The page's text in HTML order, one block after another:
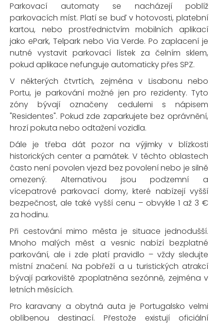
Parkovací automaty se nacházejí poblíž
parkovacích míst. Platí se buď v hotovosti, platební
kartou, nebo prostřednictvím mobilních aplikací
jako ePark, Telpark nebo Via Verde. Po zaplacení je
nutné vystavit parkovací lístek za čelním sklem,
pokud aplikace nefunguje automaticky přes SPZ.
V některých čtvrtích, zejména v Lisabonu nebo
Portu, je parkování možné jen pro rezidenty. Tyto
zóny bývají označeny cedulemi s nápisem
"Residentes". Pokud zde zaparkujete bez oprávnění,
hrozí pokuta nebo odtažení vozidla.
Dále je třeba dát pozor na výjimky v blízkosti
historických center a památek. V těchto oblastech
často není povolen vjezd bez povolení nebo je silně
omezený. Alternativou jsou podzemní a
vícepatrové parkovací domy, které nabízejí vyšší
bezpečnost, ale také vyšší cenu – obvykle 1 až 3 €
za hodinu.
Při cestování mimo města je situace jednodušší.
Mnoho malých měst a vesnic nabízí bezplatné
parkování, ale i zde platí pravidlo – vždy sledujte
místní značení. Na pobřeží a u turistických atrakcí
bývají parkoviště zpoplatněna sezónně, zejména v
letních měsících.
Pro karavany a obytná auta je Portugalsko velmi
oblíbenou destinací. Přestože existují oficiální